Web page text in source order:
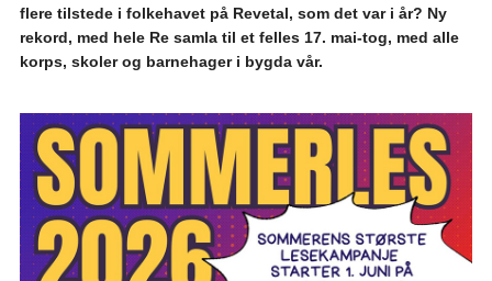
flere tilstede i folkehavet på Revetal, som det var i år? Ny
rekord, med hele Re samla til et felles 17. mai-tog, med alle
korps, skoler og barnehager i bygda vår.